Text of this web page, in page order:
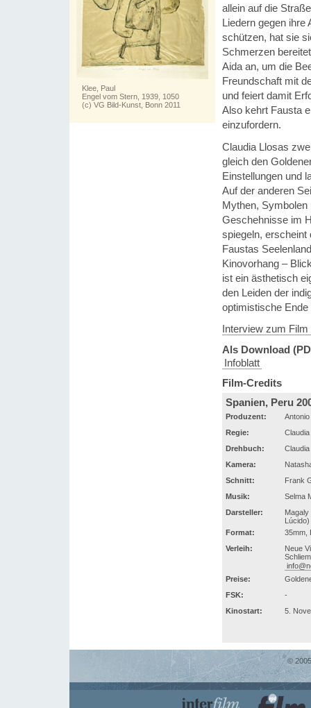
Klee, Paul
Engel vom Stern, 1939, 1050
(c) VG Bild-Kunst, Bonn 2011
allein auf die
Liedern gegen ihre
schützen, hat sie
Schmerzen
Aida an, um die
Freundschaft mit
und feiert damit
Also kehrt Fausta
einzufordern.
Claudia Llosas
gleich den
Einstellungen und
Auf der anderen
Mythen, Symbolen
Geschehnisse im
spiegeln, erscheint
Faustas
Kinovorhang –
ist ein ästhetisch
den Leiden der
optimistische
Interview zum
Als Download
Infoblatt
Film-Credits
Spanien, Peru
Produzent:
Regie:
Drehbuch:
Kamera:
Schnitt:
Frank
Musik:
Selma
Darsteller:
Format:
35mm,
Verleih:
Neue
Preise:
FSK:
-
Kinostart:
5.
©